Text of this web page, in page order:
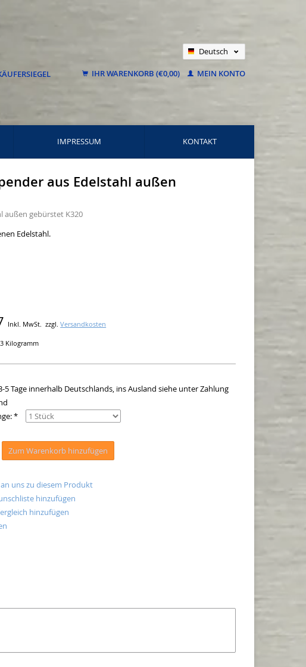
Deutsch
Français
IHR WARENKORB (€0,00) MEIN KONTO
IMPRESSUM KONTAKT
aus Edelstahl außen
außen gebürstet K320
Edelstahl.
Inkl. MwSt. zzgl.Versandkosten
Kilogramm
5 Tage innerhalb Deutschlands, ins Ausland siehe unter Zahlung
*
Zum Warenkorb hinzufügen
an uns zu diesem Produkt
hinzufügen
hinzufügen